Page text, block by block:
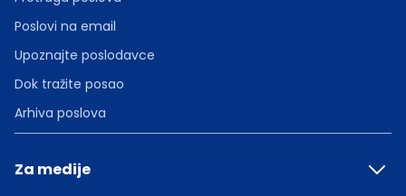
Poslovi na email
Upoznajte poslodavce
Dok tražite posao
Arhiva poslova
Za medije